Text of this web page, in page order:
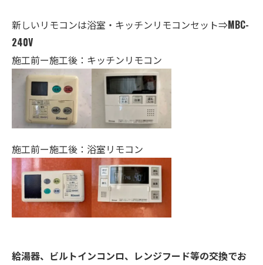
新しいリモコンは浴室・キッチンリモコンセット⇒MBC-
240V
施工前ー施工後：キッチンリモコン
施工前ー施工後：浴室リモコン
給湯器、ビルトインコンロ、レンジフード等の交換でお